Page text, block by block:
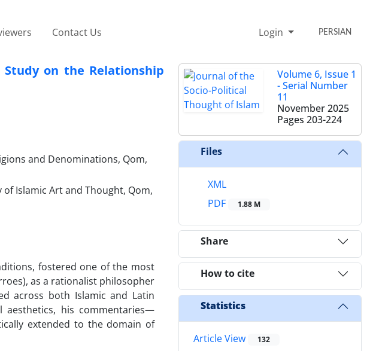
Contact Us Login PERSIAN
on the Relationship
and Denominations, Qom,
Islamic Art and Thought, Qom,
fostered one of the most
as a rationalist philosopher
across both Islamic and Latin
his commentaries—
extended to the domain of
Volume 6, Issue 1
- Serial Number
11
November 2025
Pages 203-224
Files
XML
PDF
1.88 M
Share
How to cite
Statistics
Article View 132